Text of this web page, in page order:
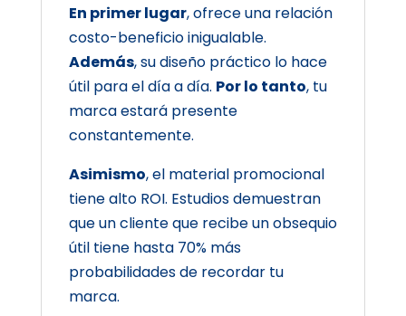
En primer lugar, ofrece una relación
costo-beneficio inigualable.
Además, su diseño práctico lo hace
útil para el día a día. Por lo tanto, tu
marca estará presente
constantemente.
Asimismo, el material promocional
tiene alto ROI. Estudios demuestran
que un cliente que recibe un obsequio
útil tiene hasta 70% más
probabilidades de recordar tu
marca.